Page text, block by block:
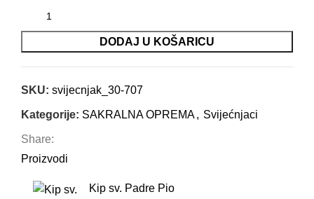
DODAJ U KOŠARICU
SKU: svijecnjak_30-707
Kategorije: SAKRALNA OPREMA, Svijećnjaci
Share:
Proizvodi
Kip sv. Padre Pio